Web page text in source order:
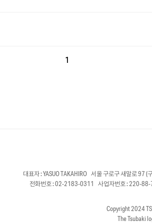
1
대표자 : YASUO TAKAHIRO 서울 구로구 새말로 97
전화번호 : 02-2183-0311 사업자번호 : 220-
Copyright 2024
The Tsubaki